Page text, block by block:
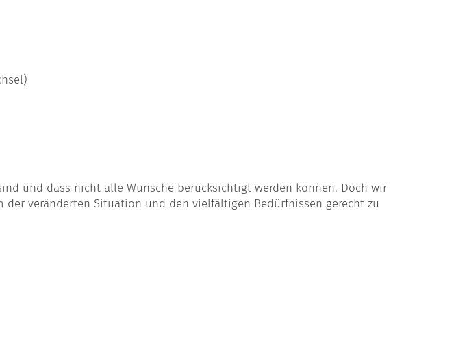
und dass nicht alle Wünsche berücksichtigt werden können. Doch wir
veränderten Situation und den vielfältigen Bedürfnissen gerecht zu